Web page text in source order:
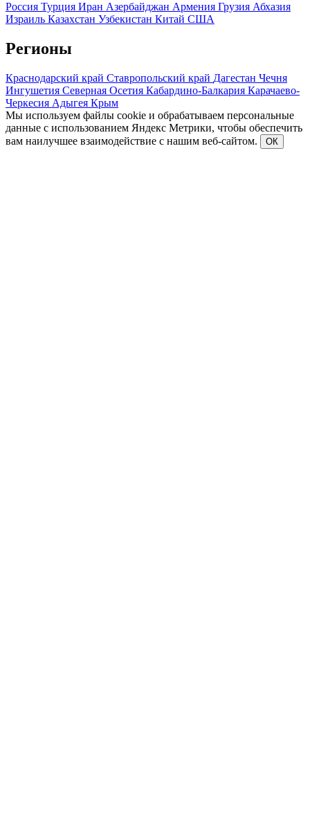
Россия Турция Иран Азербайджан Армения Грузия Абхазия
Израиль Казахстан Узбекистан Китай США
Регионы
Краснодарский край Ставропольский край Дагестан Чечня
Ингушетия Северная Осетия Кабардино-Балкария Карачаево-
Черкесия Адыгея Крым
Мы используем файлы cookie и обрабатываем персональные
данные с использованием Яндекс Метрики, чтобы обеспечить
вам наилучшее взаимодействие с нашим веб-сайтом.
ОК